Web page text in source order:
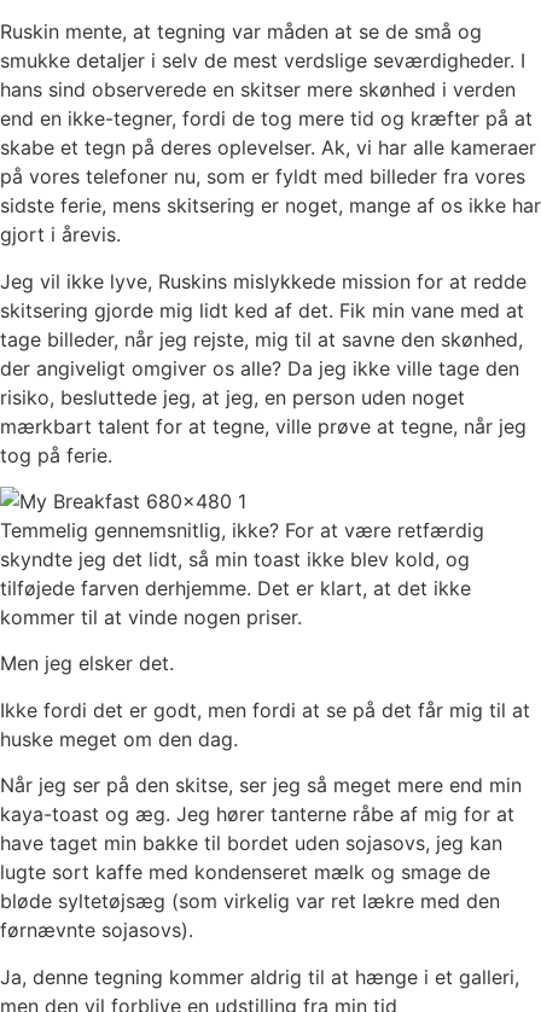
Ruskin mente, at tegning var måden at se de små og
smukke detaljer i selv de mest verdslige seværdigheder. I
hans sind observerede en skitser mere skønhed i verden
end en ikke-tegner, fordi de tog mere tid og kræfter på at
skabe et tegn på deres oplevelser. Ak, vi har alle kameraer
på vores telefoner nu, som er fyldt med billeder fra vores
sidste ferie, mens skitsering er noget, mange af os ikke har
gjort i årevis.
Jeg vil ikke lyve, Ruskins mislykkede mission for at redde
skitsering gjorde mig lidt ked af det. Fik min vane med at
tage billeder, når jeg rejste, mig til at savne den skønhed,
der angiveligt omgiver os alle? Da jeg ikke ville tage den
risiko, besluttede jeg, at jeg, en person uden noget
mærkbart talent for at tegne, ville prøve at tegne, når jeg
tog på ferie.
Temmelig gennemsnitlig, ikke? For at være retfærdig
skyndte jeg det lidt, så min toast ikke blev kold, og
tilføjede farven derhjemme. Det er klart, at det ikke
kommer til at vinde nogen priser.
Men jeg elsker det.
Ikke fordi det er godt, men fordi at se på det får mig til at
huske meget om den dag.
Når jeg ser på den skitse, ser jeg så meget mere end min
kaya-toast og æg. Jeg hører tanterne råbe af mig for at
have taget min bakke til bordet uden sojasovs, jeg kan
lugte sort kaffe med kondenseret mælk og smage de
bløde syltetøjsæg (som virkelig var ret lækre med den
førnævnte sojasovs).
Ja, denne tegning kommer aldrig til at hænge i et galleri,
men den vil forblive en udstilling fra min tid